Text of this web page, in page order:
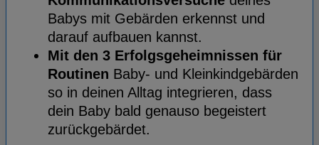
Babys mit Gebärden erkennst und
darauf aufbauen kannst.
Mit den 3 Erfolgsgeheimnissen für
Routinen Baby- und Kleinkindgebärden
so in deinen Alltag integrieren, dass
dein Baby bald genauso begeistert
zurückgebärdet.